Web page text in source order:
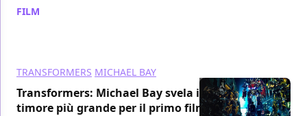
FILM
TRANSFORMERS MICHAEL BAY
Transformers: Michael Bay svela il
timore più grande per il primo film